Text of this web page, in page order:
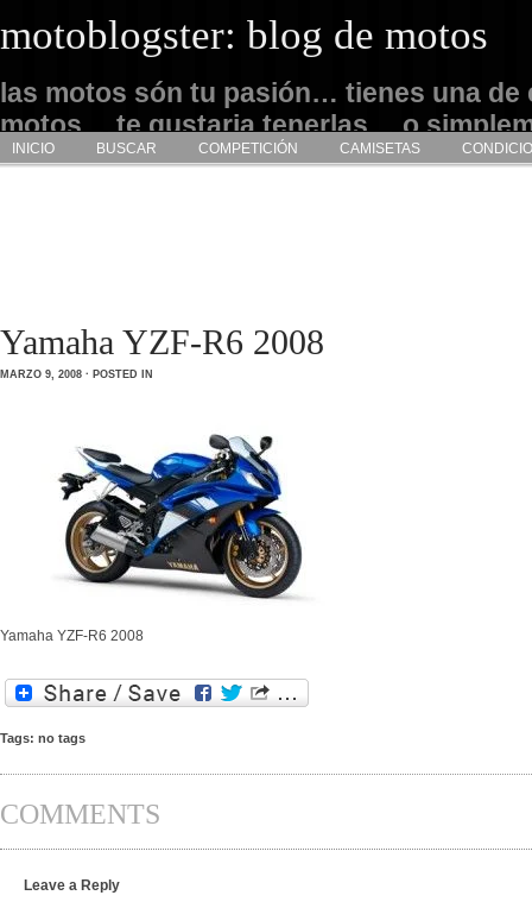
motoblogster: blog de motos
las motos són tu pasión… tienes una de
motos… te gustaria tenerlas… o
admirarlas… este es tu sitio
INICIO BUSCAR COMPETICIÓN CAMISETAS
Yamaha YZF-R6 2008
MARZO 9, 2008 · POSTED IN
Yamaha YZF-R6 2008
Tags: no tags
COMMENTS
Leave a Reply